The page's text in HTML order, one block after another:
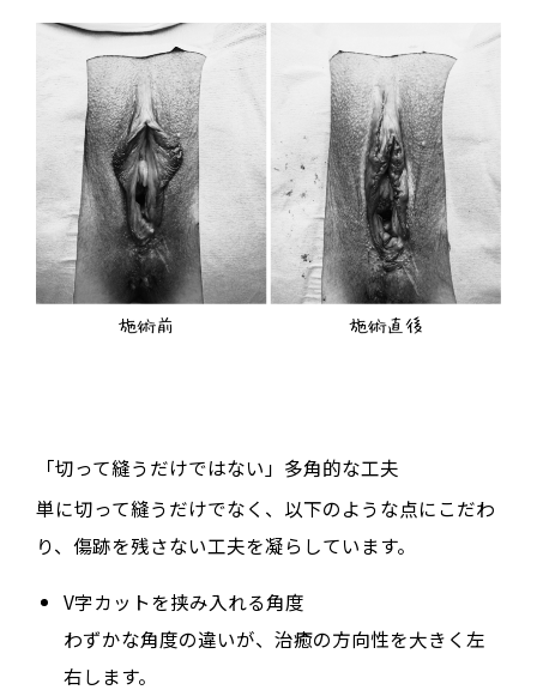
「切って縫うだけではない」多角的な工夫
単に切って縫うだけでなく、以下のような点にこだわ
り、傷跡を残さない工夫を凝らしています。
V字カットを挟み入れる角度
わずかな角度の違いが、治癒の方向性を大きく左
右します。